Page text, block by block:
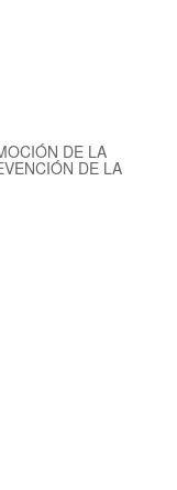
DE LA
DE LA